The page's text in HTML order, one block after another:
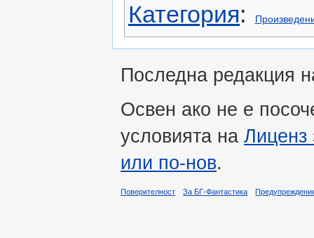
Категория:
Последна редакция
Освен ако не е
условията на Лиценз
или по-нов.
Поверителност За БГ-Фантастика